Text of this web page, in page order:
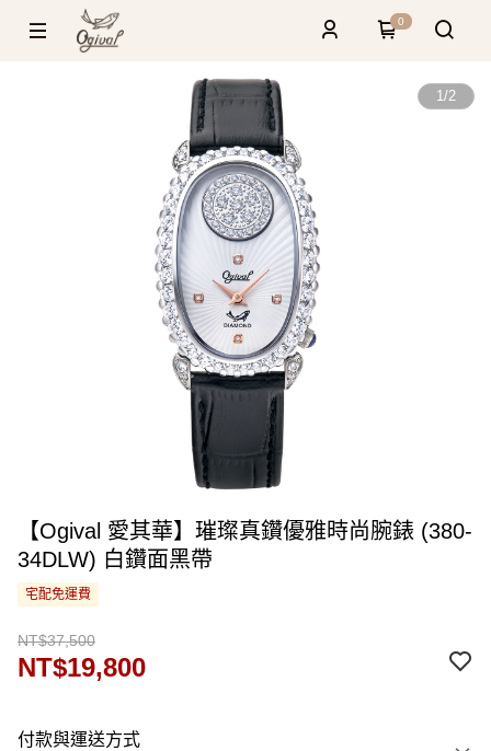
0
1/2
【Ogival 愛其華】璀璨真鑽優雅時尚腕錶 (380-
34DLW) 白鑽面黑帶
宅配免運費
NT$37,500
NT$19,800
付款與運送方式